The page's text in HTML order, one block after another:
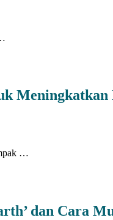
Meningkatkan
…
dan Cara